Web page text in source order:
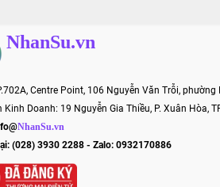
NhanSu.vn
Centre Point, 106 Nguyễn Văn Trỗi, phường
Doanh: 19 Nguyễn Gia Thiều, P. Xuân Hòa,
NhanSu.vn
(028) 3930 2288 - Zalo: 0932170886